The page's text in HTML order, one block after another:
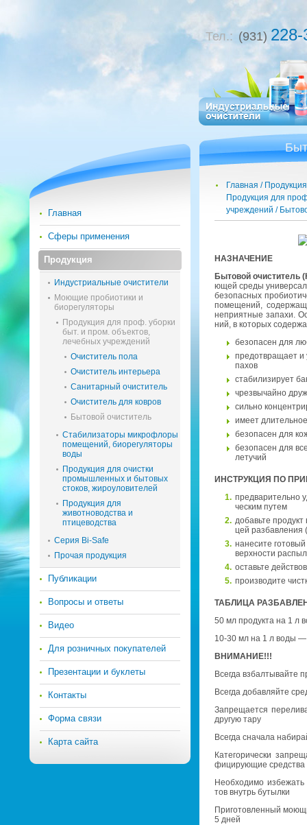
Тел.: (931)
Главная
Продукция
Продукция для
учреждений
НА­ЗНА­ЧЕ­НИЕ
Бы­то­вой очи­сти­тель
ю­щей среды
без­опас­ных
по­ме­ще­ний,
непри­ят­ные за­па­хи.
ний, в ко­то­рых
без­опа­сен для
предот­вра­ща­ет и
па­хов
ста­би­ли­зи­ру­ет
чрез­вы­чай­но
силь­но
имеет
без­опа­сен для
без­опа­сен для
ле­ту­чий
ИН­СТРУК­ЦИЯ ПО
пред­ва­ри­тель­но
че­ским путем
до­бавь­те
цей раз­бав­ле­ния
на­не­си­те
верх­но­сти
оставь­те
про­из­во­ди­те
ТАБ­ЛИ­ЦА
50 мл про­дук­та на 1 л
10-30 мл на 1 л воды
ВНИ­МА­НИЕ!!!
Все­гда взбал­ты­вай­те
Все­гда до­бав­ляй­те
За­пре­ща­ет­ся
дру­гую тару
Все­гда сна­ча­ла
Ка­те­го­ри­че­ски
фи­ци­ру­ю­щие сред­ства
Необ­хо­ди­мо
тов внутрь бу­тыл­ки
При­го­тов­лен­ный
5 дней
Главная
Сферы применения
Продукция
Индустриальные очистители
Моющие пробиотики и
биорегуляторы
Продукция для проф. уборки
быт. и пром. объектов,
лечебных учреждений
Очиститель пола
Очиститель интерьера
Санитарный очиститель
Очиститель для ковров
Бытовой очиститель
Стабилизаторы микрофлоры
помещений, биорегуляторы
воды
Продукция для очистки
промышленных и бытовых
стоков, жироуловителей
Продукция для
животноводства и
птицеводства
Серия Bi-Safe
Прочая продукция
Публикации
Вопросы и ответы
Видео
Для розничных покупателей
Презентации и буклеты
Контакты
Форма связи
Карта сайта